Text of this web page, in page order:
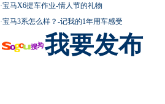
·宝马X6提车作业-情人节的礼物
·宝马3系怎么样？-记我的1年用车感受
我要发布